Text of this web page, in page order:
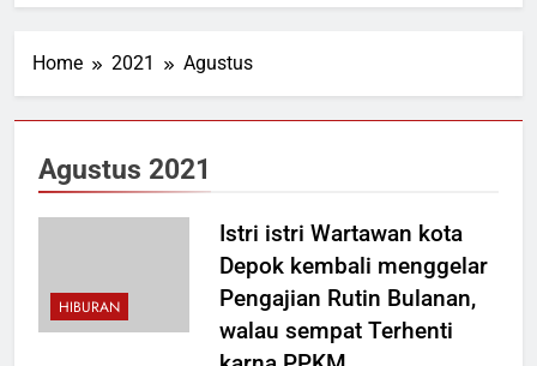
Home 2021 Agustus
Agustus 2021
HIBURAN
Istri istri Wartawan kota
Depok kembali menggelar
Pengajian Rutin Bulanan,
walau sempat Terhenti